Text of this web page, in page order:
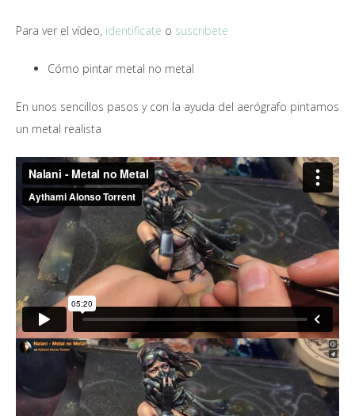
Para ver el vídeo, identificate o suscribete
Cómo pintar metal no metal
En unos sencillos pasos y con la ayuda del aerógrafo pintamos
un metal realista